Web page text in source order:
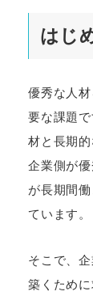
はじ
優秀な人
要な課題
材と長期
企業側が
が長期間
ています。
そこで、
築くため